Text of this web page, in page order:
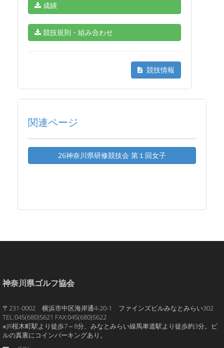
成績
競技規則・組み合わせ
競技情報
関連ページ
26神奈川県研修競技会 第１回女子
神奈川県ゴルフ協会
〒231-0002 横浜市中区海岸通4-20-1 ファインズビルみなとみらい302
TEL:045(680)5621 FAX:045(680)5622
※JR桜木町駅より徒歩7～8分、みなとみらい線馬車道駅より徒歩約3分。ビ
ルの真裏にコインパーキングあり。